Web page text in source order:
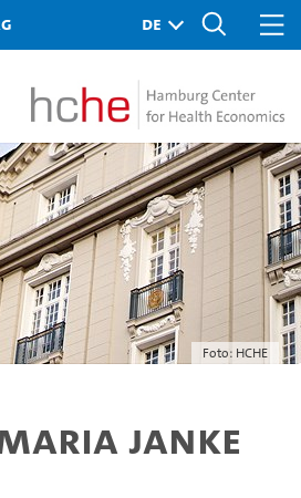
Foto: HCHE
Janke